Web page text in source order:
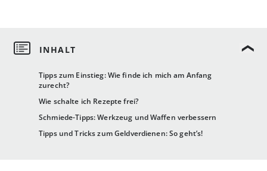
Tipps zum Einstieg: Wie finde ich mich am Anfang
zurecht?
Wie schalte ich Rezepte frei?
Schmiede-Tipps: Werkzeug und Waffen verbessern
Tipps und Tricks zum Geldverdienen: So geht’s!